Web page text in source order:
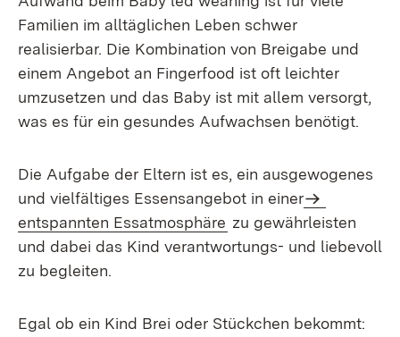
Familien im alltäglichen Leben schwer
realisierbar. Die Kombination von Breigabe und
einem Angebot an Fingerfood ist oft leichter
umzusetzen und das Baby ist mit allem versorgt,
was es für ein gesundes Aufwachsen benötigt.
Die Aufgabe der Eltern ist es, ein ausgewogenes
und vielfältiges Essensangebot in einer
entspannten Essatmosphäre zu gewährleisten
und dabei das Kind verantwortungs- und liebevoll
zu begleiten.
Egal ob ein Kind Brei oder Stückchen bekommt: